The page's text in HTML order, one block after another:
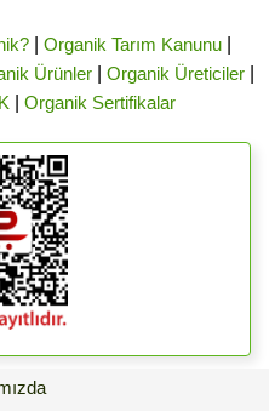
| Organik Tarım Kanunu|
Ürünler| Organik Üreticiler|
Organik Sertifikalar